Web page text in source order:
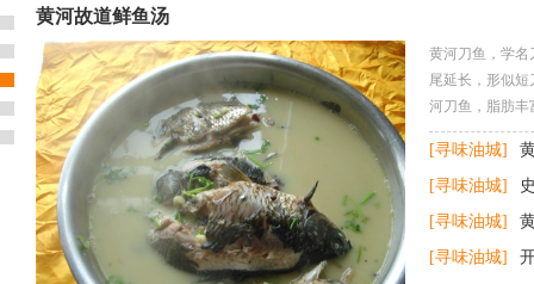
开凌梭
黄河刀鱼，学名
尾延长，形似
河刀鱼，脂肪
[寻味油城]
[寻味油城]
[寻味油城]
[寻味油城]